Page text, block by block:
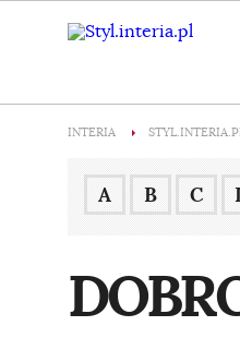
INTERIA
A B C